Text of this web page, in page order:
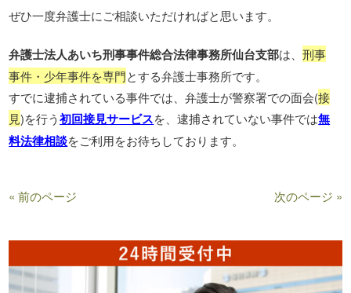
ぜひ一度弁護士にご相談いただければと思います。
弁護士法人あいち刑事事件総合法律事務所仙台支部は、刑事
事件・少年事件を専門とする弁護士事務所です。
すでに逮捕されている事件では、弁護士が警察署での面会(接
見)を行う初回接見サービスを、逮捕されていない事件では無
料法律相談をご利用をお待ちしております。
« 前のページ 次のページ »